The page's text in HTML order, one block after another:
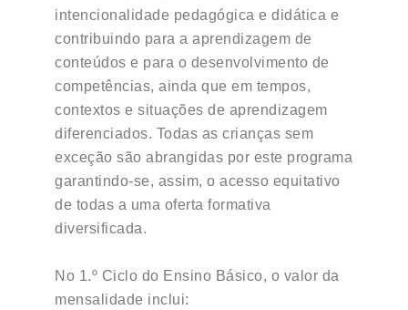
intencionalidade pedagógica e didática e
contribuindo para a aprendizagem de
conteúdos e para o desenvolvimento de
competências, ainda que em tempos,
contextos e situações de aprendizagem
diferenciados. Todas as crianças sem
exceção são abrangidas por este programa
garantindo-se, assim, o acesso equitativo
de todas a uma oferta formativa
diversificada.
No 1.º Ciclo do Ensino Básico, o valor da
mensalidade inclui: